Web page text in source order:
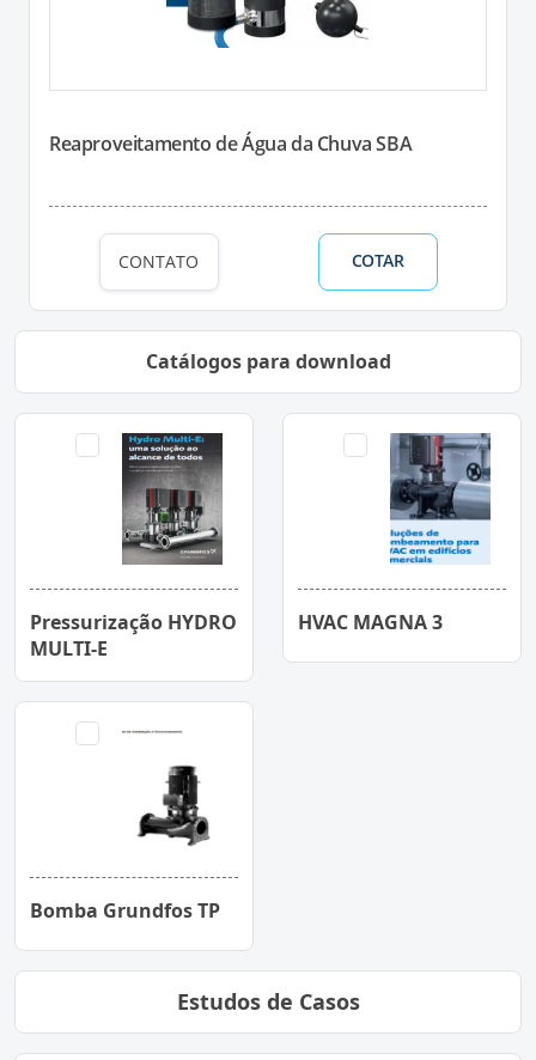
Reaproveitamento de Água da Chuva SBA
CONTATO COTAR
Catálogos para download
Pressurização HYDRO
MULTI-E
HVAC MAGNA 3
Bomba Grundfos TP
Estudos de Casos